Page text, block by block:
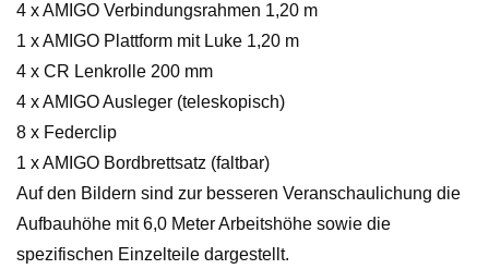
4 x AMIGO Verbindungsrahmen 1,20 m
1 x AMIGO Plattform mit Luke 1,20 m
4 x CR Lenkrolle 200 mm
4 x AMIGO Ausleger (teleskopisch)
8 x Federclip
1 x AMIGO Bordbrettsatz (faltbar)
Auf den Bildern sind zur besseren Veranschaulichung die
Aufbauhöhe mit 6,0 Meter Arbeitshöhe sowie die
spezifischen Einzelteile dargestellt.